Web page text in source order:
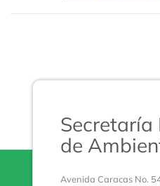
de
Avenida Caracas No.